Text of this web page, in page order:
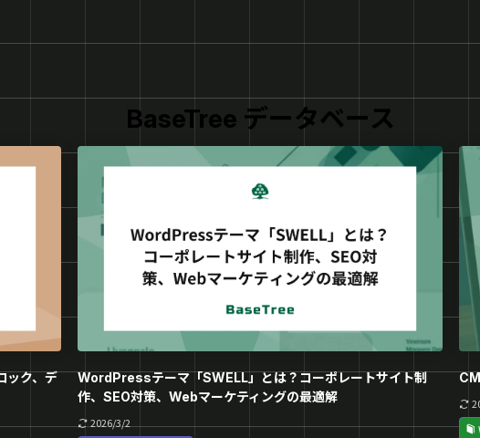
BaseTree データベース
ック、デ
WordPressテーマ「SWELL」とは？コーポレートサイト制
作、SEO対策、Webマーケティングの最適解
2026/3/2